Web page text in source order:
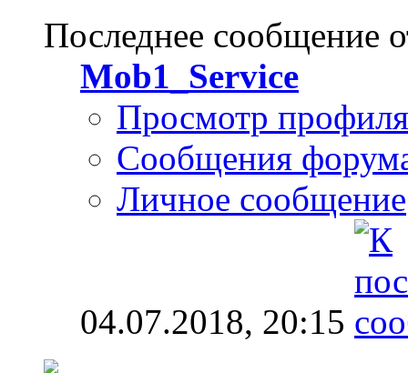
Последнее сообщение
Mob1_Service
Просмотр профиля
Сообщения
Личное сообщение
04.07.2018, 20:15